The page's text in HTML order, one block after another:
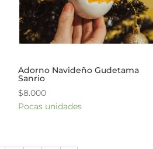
Adorno Navideño Gudetama
Sanrio
$8.000
Pocas unidades